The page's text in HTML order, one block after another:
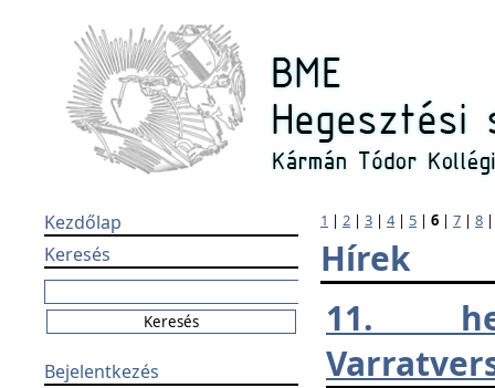
Kezdőlap
Keresés
Bejelentkezés
1 | 2 | 3 | 4| 5 | 6 | 7 | 8
Hírek
11.